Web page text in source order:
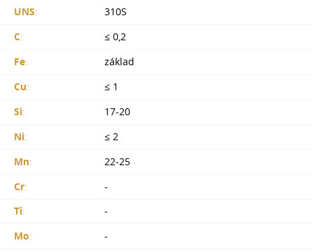
UNS:
310S
C:
≤ 0,2
Fe:
základ
Cu:
≤ 1
Si:
17-20
Ni:
≤ 2
Mn:
22-25
Cr:
-
Ti:
-
Mo: -